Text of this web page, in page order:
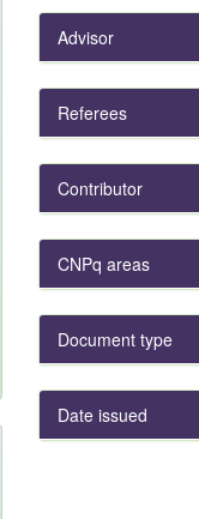
Advisor
Referees
Contributor
CNPq areas
Document type
Date issued